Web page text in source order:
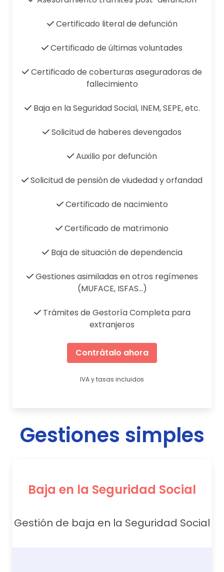
Certificado literal de defunción
Certificado de últimas voluntades
Certificado de coberturas aseguradoras de
fallecimiento
Baja en la Seguridad Social, INEM, SEPE, etc.
Solicitud de haberes devengados
Auxilio por defunción
Solicitud de pensión de viudedad y orfandad
Certificado de nacimiento
Certificado de matrimonio
Baja de situación de dependencia
Gestiones asimiladas en otros regímenes
(MUFACE, ISFAS...)
Trámites de Gestoría Completa para
extranjeros
Contrátalo ahora
IVA y tasas incluidos
Gestiones simples
Baja en la Seguridad Social
Gestión de baja en la Seguridad Social